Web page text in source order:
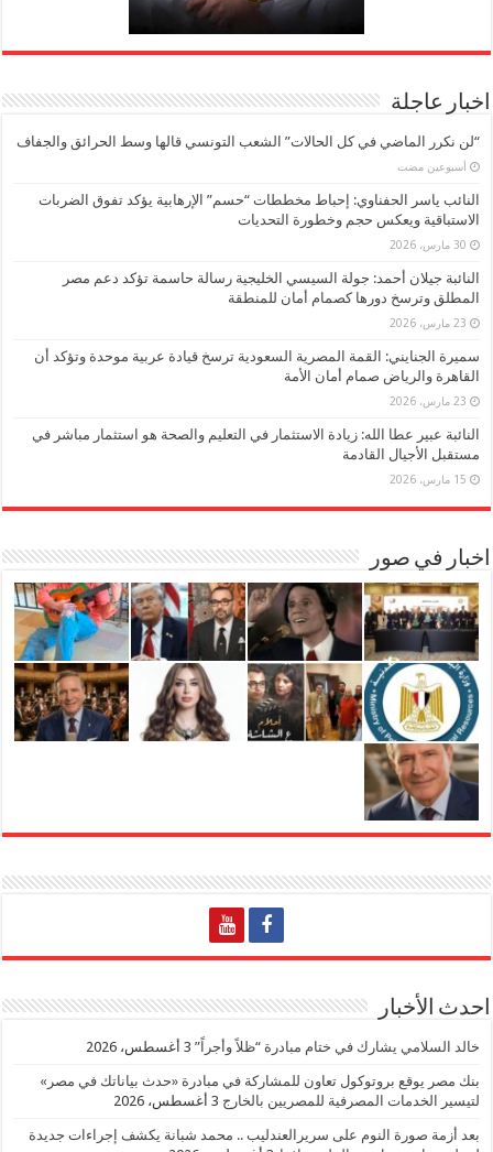
اخبار عاجلة
“لن نكرر الماضي في كل الحالات” الشعب التونسي قالها وسط الحرائق والجفاف
‏أسبوعين مضت
النائب ياسر الحفناوي: إحباط مخططات “حسم” الإرهابية يؤكد تفوق الضربات
الاستباقية ويعكس حجم وخطورة التحديات
30 مارس، 2026
النائبة جيلان أحمد: جولة السيسي الخليجية رسالة حاسمة تؤكد دعم مصر
المطلق وترسخ دورها كصمام أمان للمنطقة
23 مارس، 2026
سميرة الجنايني: القمة المصرية السعودية ترسخ قيادة عربية موحدة وتؤكد أن
القاهرة والرياض صمام أمان الأمة
23 مارس، 2026
النائبة عبير عطا الله: زيادة الاستثمار في التعليم والصحة هو استثمار مباشر في
مستقبل الأجيال القادمة
15 مارس، 2026
اخبار في صور
احدث الأخبار
خالد السلامي يشارك في ختام مبادرة “ظلاً وأجراً” 3 أغسطس، 2026
بنك مصر يوقع بروتوكول تعاون للمشاركة في مبادرة «حدث بياناتك في مصر»
لتيسير الخدمات المصرفية للمصريين بالخارج 3 أغسطس، 2026
بعد أزمة صورة النوم على سريرالعندليب .. محمد شبانة يكشف إجراءات جديدة